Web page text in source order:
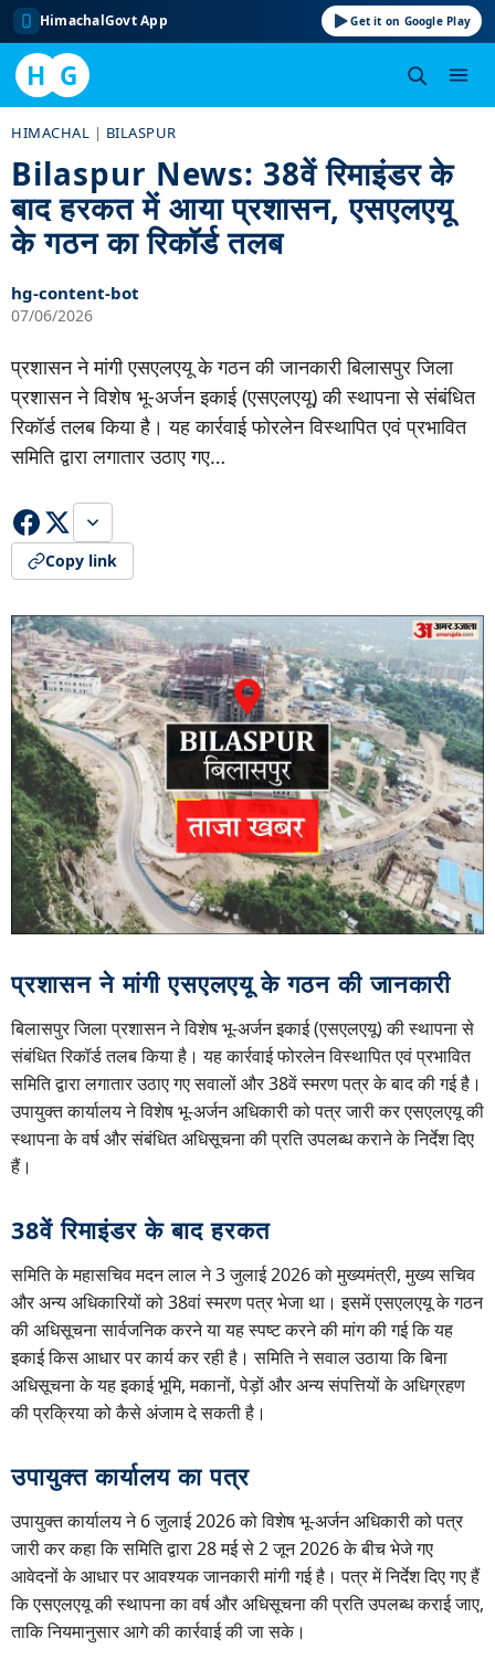
HimachalGovt App Get it on Google Play
H G
content
HIMACHAL | BILASPUR
Bilaspur News: 38वें रिमाइंडर के
बाद हरकत में आया प्रशासन, एसएलएयू
के गठन का रिकॉर्ड तलब
hg-content-bot
07/06/2026
प्रशासन ने मांगी एसएलएयू के गठन की जानकारी बिलासपुर जिला
प्रशासन ने विशेष भू-अर्जन इकाई (एसएलएयू) की स्थापना से संबंधित
रिकॉर्ड तलब किया है। यह कार्रवाई फोरलेन विस्थापित एवं प्रभावित
समिति द्वारा लगातार उठाए गए…
Copy link
प्रशासन ने मांगी एसएलएयू के गठन की जानकारी
बिलासपुर जिला प्रशासन ने विशेष भू-अर्जन इकाई (एसएलएयू) की स्थापना से
संबंधित रिकॉर्ड तलब किया है। यह कार्रवाई फोरलेन विस्थापित एवं प्रभावित
समिति द्वारा लगातार उठाए गए सवालों और 38वें स्मरण पत्र के बाद की गई है।
उपायुक्त कार्यालय ने विशेष भू-अर्जन अधिकारी को पत्र जारी कर एसएलएयू की
स्थापना के वर्ष और संबंधित अधिसूचना की प्रति उपलब्ध कराने के निर्देश दिए
हैं।
38वें रिमाइंडर के बाद हरकत
समिति के महासचिव मदन लाल ने 3 जुलाई 2026 को मुख्यमंत्री, मुख्य सचिव
और अन्य अधिकारियों को 38वां स्मरण पत्र भेजा था। इसमें एसएलएयू के गठन
की अधिसूचना सार्वजनिक करने या यह स्पष्ट करने की मांग की गई कि यह
इकाई किस आधार पर कार्य कर रही है। समिति ने सवाल उठाया कि बिना
अधिसूचना के यह इकाई भूमि, मकानों, पेड़ों और अन्य संपत्तियों के अधिग्रहण
की प्रक्रिया को कैसे अंजाम दे सकती है।
उपायुक्त कार्यालय का पत्र
उपायुक्त कार्यालय ने 6 जुलाई 2026 को विशेष भू-अर्जन अधिकारी को पत्र
जारी कर कहा कि समिति द्वारा 28 मई से 2 जून 2026 के बीच भेजे गए
आवेदनों के आधार पर आवश्यक जानकारी मांगी गई है। पत्र में निर्देश दिए गए हैं
कि एसएलएयू की स्थापना का वर्ष और अधिसूचना की प्रति उपलब्ध कराई जाए,
ताकि नियमानुसार आगे की कार्रवाई की जा सके।